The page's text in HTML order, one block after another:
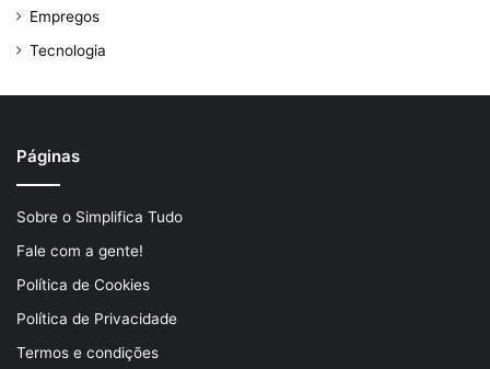
Empregos
Tecnologia
Páginas
Sobre o Simplifica Tudo
Fale com a gente!
Política de Cookies
Política de Privacidade
Termos e condições